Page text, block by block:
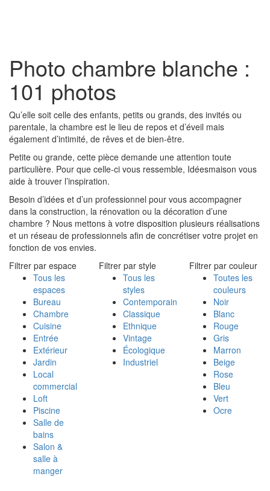
Photo chambre blanche :
101 photos
Qu’elle soit celle des enfants, petits ou grands, des invités ou
parentale, la chambre est le lieu de repos et d’éveil mais
également d’intimité, de rêves et de bien-être.
Petite ou grande, cette pièce demande une attention toute
particulière. Pour que celle-ci vous ressemble, Idéesmaison vous
aide à trouver l’inspiration.
Besoin d’idées et d’un professionnel pour vous accompagner
dans la construction, la rénovation ou la décoration d’une
chambre ? Nous mettons à votre disposition plusieurs réalisations
et un réseau de professionnels afin de concrétiser votre projet en
fonction de vos envies.
Filtrer par espace
Tous les
espaces
Bureau
Chambre
Cuisine
Entrée
Extérieur
Jardin
Local
commercial
Loft
Piscine
Salle de
bains
Salon &
salle à
manger
Filtrer par style
Tous les
styles
Contemporain
Classique
Ethnique
Vintage
Écologique
Industriel
Filtrer par couleur
Toutes les
couleurs
Noir
Blanc
Rouge
Gris
Marron
Beige
Rose
Bleu
Vert
Ocre